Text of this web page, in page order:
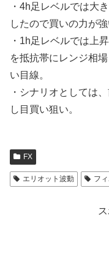
・4h足レベルでは大
したので買いの力が
・1h足レベルでは上
を抵抗帯にレンジ相
い目線。
・シナリオとしては
し目買い狙い。
FX
エリオット波動 フ